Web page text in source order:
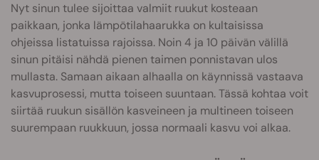
Nyt sinun tulee sijoittaa valmiit ruukut kosteaan
paikkaan, jonka lämpötilahaarukka on kultaisissa
ohjeissa listatuissa rajoissa. Noin 4 ja 10 päivän välillä
sinun pitäisi nähdä pienen taimen ponnistavan ulos
mullasta. Samaan aikaan alhaalla on käynnissä vastaava
kasvuprosessi, mutta toiseen suuntaan. Tässä kohtaa voit
siirtää ruukun sisällön kasveineen ja multineen toiseen
suurempaan ruukkuun, jossa normaali kasvu voi alkaa.